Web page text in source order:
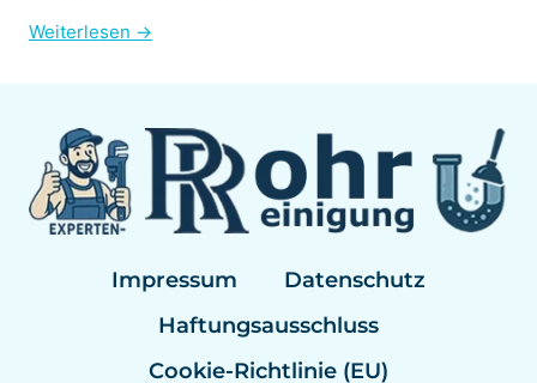
Weiterlesen →
Impressum
Datenschutz
Haftungsausschluss
Cookie-Richtlinie (EU)